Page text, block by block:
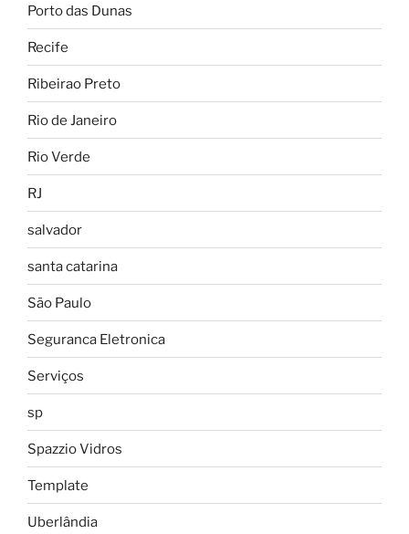
Porto das Dunas
Recife
Ribeirao Preto
Rio de Janeiro
Rio Verde
RJ
salvador
santa catarina
São Paulo
Seguranca Eletronica
Serviços
sp
Spazzio Vidros
Template
Uberlândia